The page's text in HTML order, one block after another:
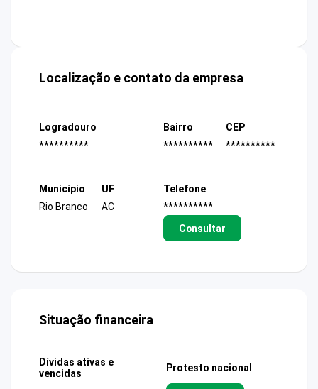
Localização e contato da empresa
Logradouro
**********
Bairro
**********
CEP
**********
Município
Rio Branco
UF
AC
Telefone
**********
Consultar
Situação financeira
Dívidas ativas e
vencidas
Protesto nacional